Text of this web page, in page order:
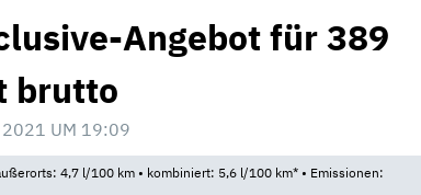
Angebot für 389
brutto
2021 UM 19:09
4,7 l/100 km • kombiniert: 5,6 l/100 km* • Emissionen: